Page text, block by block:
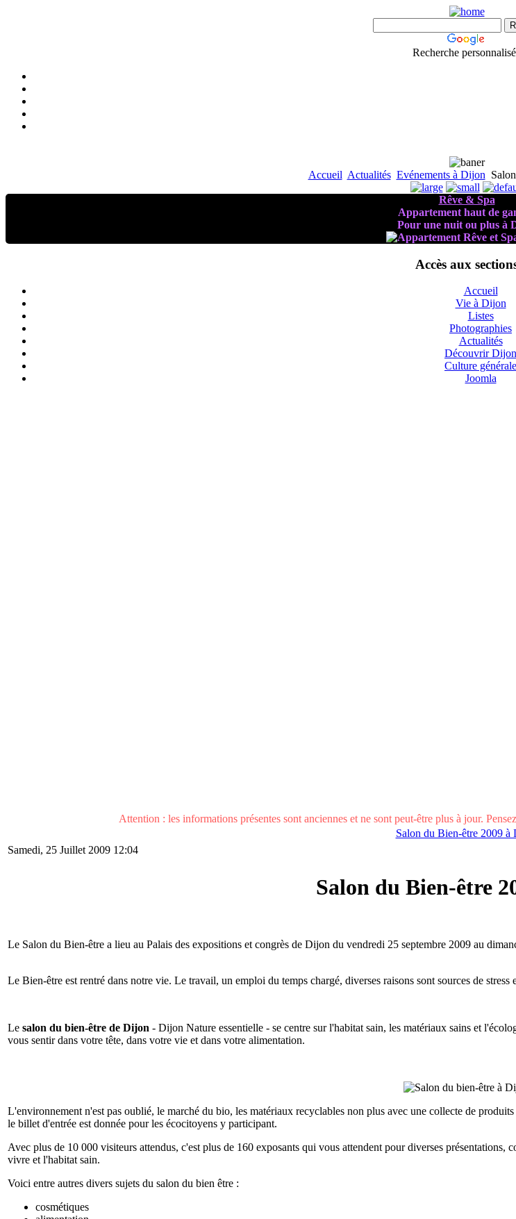
Recherche
Accueil Actualités Evénements à Dijon
Rêve & Spa
Appartement haut de
Pour une nuit ou plus à
Accès aux
Accueil
Vie à Dijon
Listes
Photographies
Actualités
Découvrir Dijon
Culture générale
Joomla
Attention : les informations présentes sont anciennes et ne sont peut-être plus à jour.
Salon du Bien-être 2009 à
Samedi, 25 Juillet 2009 12:04
Salon du Bien-être
Le Salon du Bien-être a lieu au Palais des expositions et congrès de Dijon du vendredi 25 septembre 2009 au
Le Bien-être est rentré dans notre vie. Le travail, un emploi du temps chargé, diverses raisons sont sources de
Le salon du bien-être de Dijon - Dijon Nature essentielle - se centre sur l'habitat sain, les matériaux sains et
vous sentir dans votre tête, dans votre vie et dans votre alimentation.
L'environnement n'est pas oublié, le marché du bio, les matériaux recyclables non plus avec une collecte de
le billet d'entrée est donnée pour les écocitoyens y participant.
Avec plus de 10 000 visiteurs attendus, c'est plus de 160 exposants qui vous attendent pour diverses
vivre et l'habitat sain.
Voici entre autres divers sujets du salon du bien être :
cosmétiques